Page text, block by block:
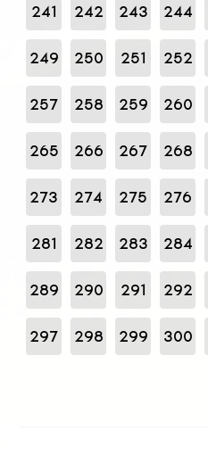
241 242 243 244
249 250 251 252
257 258 259 260
265 266 267 268
273 274 275 276
281 282 283 284
289 290 291 292
297 298 299 300